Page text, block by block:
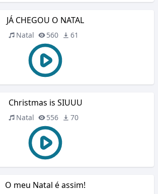
JÁ CHEGOU O NATAL
Natal 560 61
Christmas is SIUUU
Natal 556 70
O meu Natal é assim!